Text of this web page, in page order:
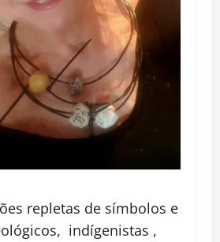
repletas de símbolos e
indígenistas ,